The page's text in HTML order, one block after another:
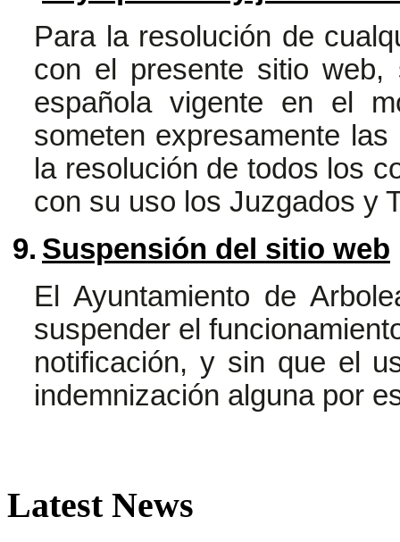
Para la resolución de
con el presente sitio web,
española vigente en el
someten expresamente
la resolución de todos los
con su uso los Juzgados y
9. Suspensión del sitio web
El Ayuntamiento de
suspender el
notificación, y sin que el
indemnización alguna por
LatestNews